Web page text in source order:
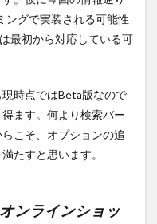
ングで実装される可能性
最初から対応している可
時点ではBeta版なので
ます。何より検索バー
こそ、オプションの追
たすと思います。
ンラインショッ